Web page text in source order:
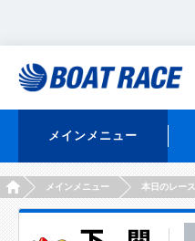
メインメニュー
HOMEメインメニュー 本日のレース